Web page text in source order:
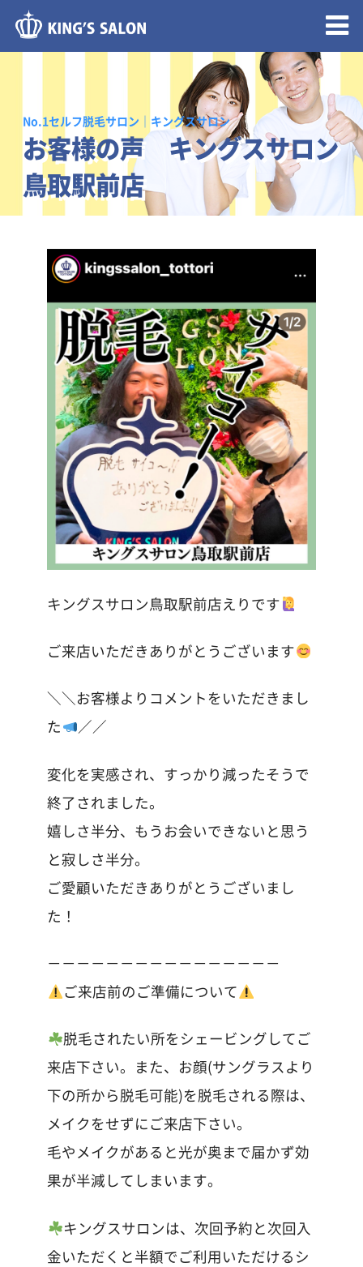
No.1セルフ脱毛サロン｜キングスサロン
お客様の声 キングスサロン
鳥取駅前店
キングスサロン鳥取駅前店えりです
ご来店いただきありがとうございます
＼＼お客様よりコメントをいただきまし
た
／／
変化を実感され、すっかり減ったそうで
終了されました。
嬉しさ半分、もうお会いできないと思う
と寂しさ半分。
ご愛顧いただきありがとうございまし
た！
－－－－－－－－－－－－－－－－
ご来店前のご準備について
脱毛されたい所をシェービングしてご
来店下さい。また、お顔(サングラスより
下の所から脱毛可能)を脱毛される際は、
メイクをせずにご来店下さい。
毛やメイクがあると光が奥まで届かず効
果が半減してしまいます。
キングスサロンは、次回予約と次回入
金いただくと半額でご利用いただけるシ